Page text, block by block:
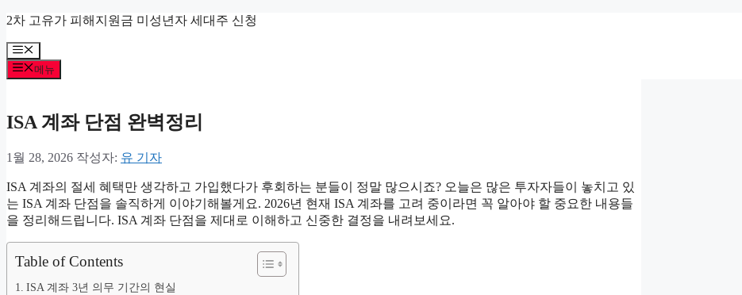
컨
츠
로
뛰
2차 고유가 피해지원금 미성년자 세대주 신청
메
뉴
메뉴
ISA 계좌 단점 완벽정리
1월 28, 2026 작성자: 유 기자
ISA 계좌의 절세 혜택만 생각하고 가입했다가 후회하는 분들이 정말 많으시죠? 오늘은 많은 투자자들이 놓치고 있
는 ISA 계좌 단점을 솔직하게 이야기해볼게요. 2026년 현재 ISA 계좌를 고려 중이라면 꼭 알아야 할 중요한 내용들
을 정리해드립니다. ISA 계좌 단점을 제대로 이해하고 신중한 결정을 내려보세요.
Table of Contents
ISA 계좌 3년 의무 기간의 현실